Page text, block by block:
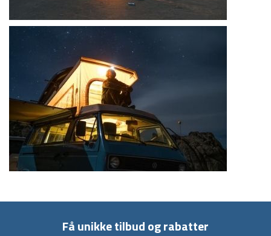
Få unikke tilbud og rabatter